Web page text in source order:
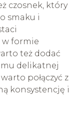
czosnek, który
smaku i
w formie
też dodać
delikatnej
połączyć z
konsystencję i